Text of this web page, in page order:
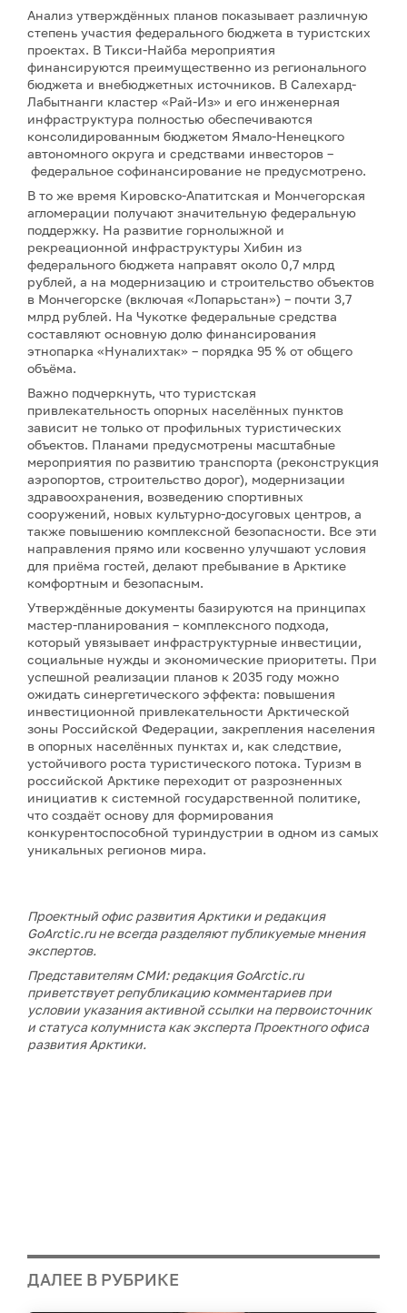
Анализ утверждённых планов показывает различную
степень участия федерального бюджета в туристских
проектах. В Тикси-Найба мероприятия
финансируются преимущественно из регионального
бюджета и внебюджетных источников. В Салехард-
Лабытнанги кластер «Рай-Из» и его инженерная
инфраструктура полностью обеспечиваются
консолидированным бюджетом Ямало-Ненецкого
автономного округа и средствами инвесторов –
федеральное софинансирование не предусмотрено.
В то же время Кировско-Апатитская и Мончегорская
агломерации получают значительную федеральную
поддержку. На развитие горнолыжной и
рекреационной инфраструктуры Хибин из
федерального бюджета направят около 0,7 млрд
рублей, а на модернизацию и строительство объектов
в Мончегорске (включая «Лопарьстан») – почти 3,7
млрд рублей. На Чукотке федеральные средства
составляют основную долю финансирования
этнопарка «Нуналихтак» – порядка 95 % от общего
объёма.
Важно подчеркнуть, что туристская
привлекательность опорных населённых пунктов
зависит не только от профильных туристических
объектов. Планами предусмотрены масштабные
мероприятия по развитию транспорта (реконструкция
аэропортов, строительство дорог), модернизации
здравоохранения, возведению спортивных
сооружений, новых культурно-досуговых центров, а
также повышению комплексной безопасности. Все эти
направления прямо или косвенно улучшают условия
для приёма гостей, делают пребывание в Арктике
комфортным и безопасным.
Утверждённые документы базируются на принципах
мастер-планирования – комплексного подхода,
который увязывает инфраструктурные инвестиции,
социальные нужды и экономические приоритеты. При
успешной реализации планов к 2035 году можно
ожидать синергетического эффекта: повышения
инвестиционной привлекательности Арктической
зоны Российской Федерации, закрепления населения
в опорных населённых пунктах и, как следствие,
устойчивого роста туристического потока. Туризм в
российской Арктике переходит от разрозненных
инициатив к системной государственной политике,
что создаёт основу для формирования
конкурентоспособной туриндустрии в одном из самых
уникальных регионов мира.
Проектный офис развития Арктики и редакция
GoArctic.ru не всегда разделяют публикуемые мнения
экспертов.
Представителям СМИ: редакция GoArctic.ru
приветствует републикацию комментариев при
условии указания активной ссылки на первоисточник
и статуса колумниста как эксперта Проектного офиса
развития Арктики.
ДАЛЕЕ В РУБРИКЕ